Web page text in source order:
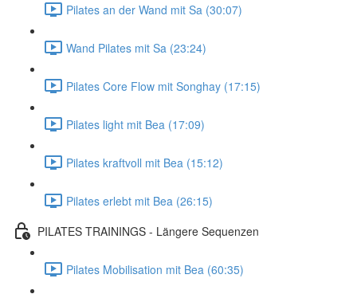
Pilates an der Wand mit Sa (30:07)
Wand Pilates mit Sa (23:24)
Pilates Core Flow mit Songhay (17:15)
Pilates light mit Bea (17:09)
Pilates kraftvoll mit Bea (15:12)
Pilates erlebt mit Bea (26:15)
PILATES TRAININGS - Längere Sequenzen
Pilates Mobilisation mit Bea (60:35)